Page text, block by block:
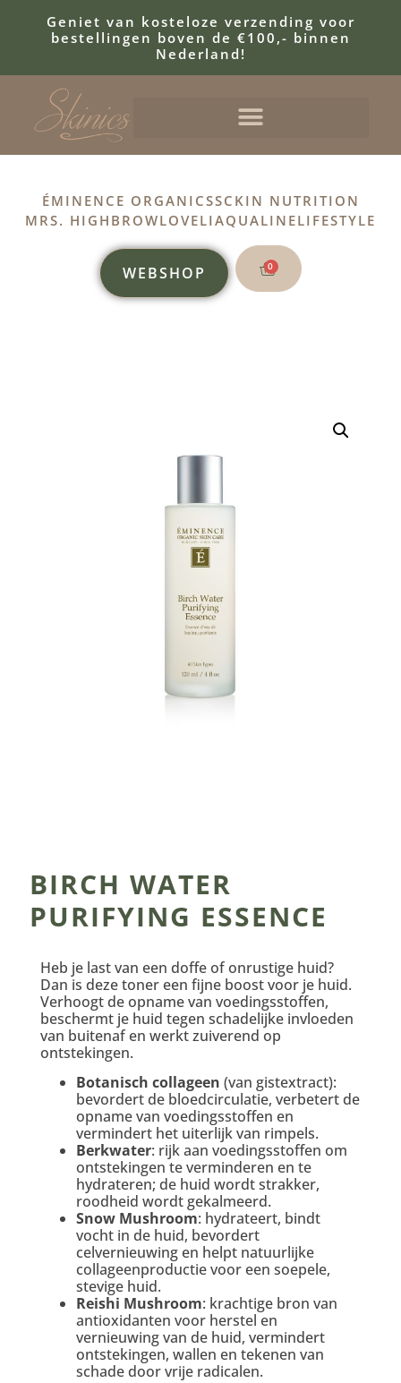
Geniet van kosteloze verzending voor
bestellingen boven de €100,- binnen
Nederland!
ÉMINENCE ORGANICSSCKIN NUTRITION
MRS. HIGHBROWLOVELIAQUALINELIFESTYLE
WEBSHOP 0
BIRCH WATER
PURIFYING ESSENCE
Heb je last van een doffe of onrustige huid?
Dan is deze toner een fijne boost voor je huid.
Verhoogt de opname van voedingsstoffen,
beschermt je huid tegen schadelijke invloeden
van buitenaf en werkt zuiverend op
ontstekingen.
Botanisch collageen (van gistextract):
bevordert de bloedcirculatie, verbetert de
opname van voedingsstoffen en
vermindert het uiterlijk van rimpels.
Berkwater: rijk aan voedingsstoffen om
ontstekingen te verminderen en te
hydrateren; de huid wordt strakker,
roodheid wordt gekalmeerd.
Snow Mushroom: hydrateert, bindt
vocht in de huid, bevordert
celvernieuwing en helpt natuurlijke
collageenproductie voor een soepele,
stevige huid.
Reishi Mushroom: krachtige bron van
antioxidanten voor herstel en
vernieuwing van de huid, vermindert
ontstekingen, wallen en tekenen van
schade door vrije radicalen.